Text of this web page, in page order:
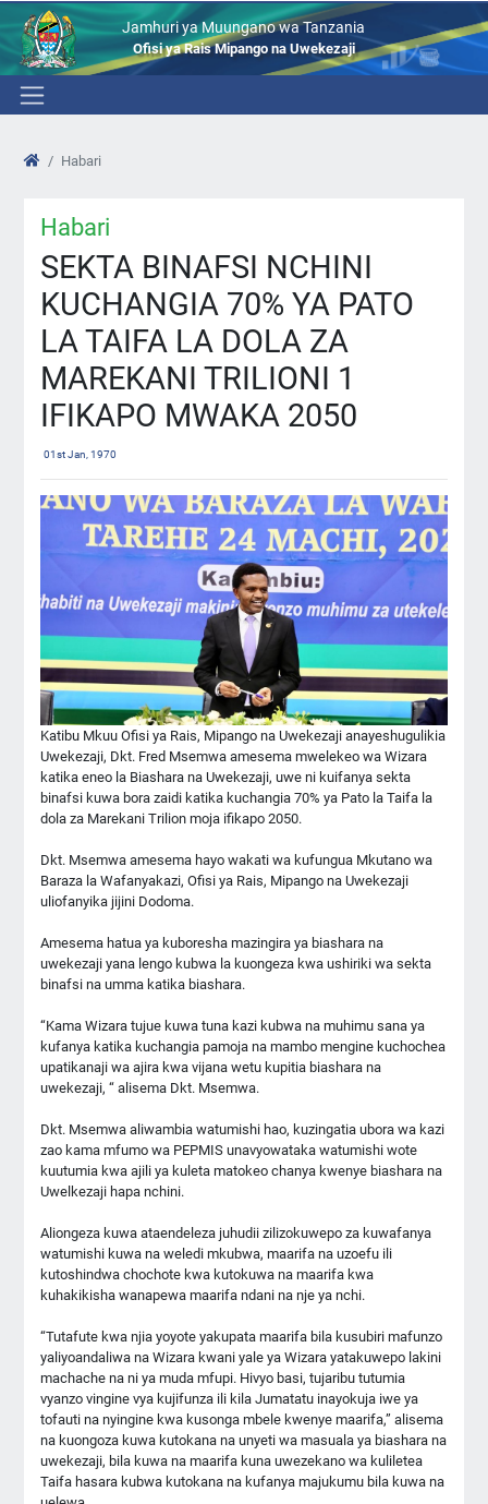
Jamhuri ya Muungano wa Tanzania
Ofisi ya Rais Mipango na Uwekezaji
Habari
Habari
SEKTA BINAFSI NCHINI
KUCHANGIA 70% YA PATO
LA TAIFA LA DOLA ZA
MAREKANI TRILIONI 1
IFIKAPO MWAKA 2050
01st Jan, 1970
Katibu Mkuu Ofisi ya Rais, Mipango na Uwekezaji anayeshugulikia
Uwekezaji, Dkt. Fred Msemwa amesema mwelekeo wa Wizara
katika eneo la Biashara na Uwekezaji, uwe ni kuifanya sekta
binafsi kuwa bora zaidi katika kuchangia 70% ya Pato la Taifa la
dola za Marekani Trilion moja ifikapo 2050.
Dkt. Msemwa amesema hayo wakati wa kufungua Mkutano wa
Baraza la Wafanyakazi, Ofisi ya Rais, Mipango na Uwekezaji
uliofanyika jijini Dodoma.
Amesema hatua ya kuboresha mazingira ya biashara na
uwekezaji yana lengo kubwa la kuongeza kwa ushiriki wa sekta
binafsi na umma katika biashara.
“Kama Wizara tujue kuwa tuna kazi kubwa na muhimu sana ya
kufanya katika kuchangia pamoja na mambo mengine kuchochea
upatikanaji wa ajira kwa vijana wetu kupitia biashara na
uwekezaji, “ alisema Dkt. Msemwa.
Dkt. Msemwa aliwambia watumishi hao, kuzingatia ubora wa kazi
zao kama mfumo wa PEPMIS unavyowataka watumishi wote
kuutumia kwa ajili ya kuleta matokeo chanya kwenye biashara na
Uwelkezaji hapa nchini.
Aliongeza kuwa ataendeleza juhudii zilizokuwepo za kuwafanya
watumishi kuwa na weledi mkubwa, maarifa na uzoefu ili
kutoshindwa chochote kwa kutokuwa na maarifa kwa
kuhakikisha wanapewa maarifa ndani na nje ya nchi.
“Tutafute kwa njia yoyote yakupata maarifa bila kusubiri mafunzo
yaliyoandaliwa na Wizara kwani yale ya Wizara yatakuwepo lakini
machache na ni ya muda mfupi. Hivyo basi, tujaribu tutumia
vyanzo vingine vya kujifunza ili kila Jumatatu inayokuja iwe ya
tofauti na nyingine kwa kusonga mbele kwenye maarifa,” alisema
na kuongoza kuwa kutokana na unyeti wa masuala ya biashara na
uwekezaji, bila kuwa na maarifa kuna uwezekano wa kuliletea
Taifa hasara kubwa kutokana na kufanya majukumu bila kuwa na